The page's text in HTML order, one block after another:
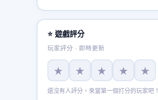
⭐ 遊戲評分
玩家評分 · 即時更新
★ ★ ★ ★ ★
還沒有人評分，來當第一個打分的玩家吧！